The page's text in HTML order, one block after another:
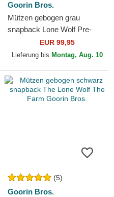
Goorin Bros.
Mützen gebogen grau
snapback Lone Wolf Pre-
Game Seasonal The Farm
Goorin Bros.
EUR 99,95
Lieferung bis Montag, Aug. 10
(5)
Goorin Bros.